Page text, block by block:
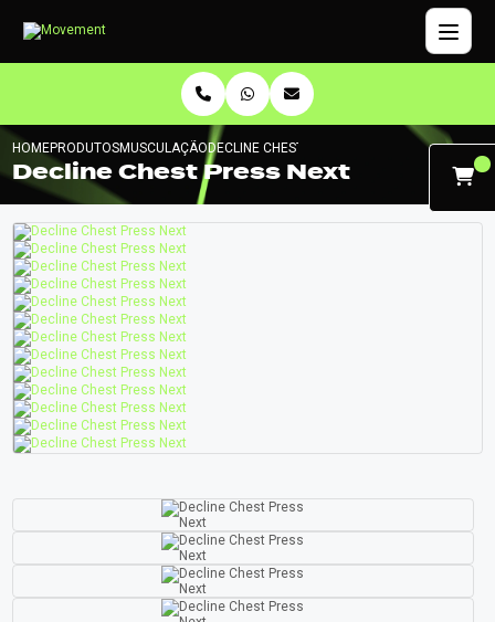
HOMEPRODUTOSMUSCULAÇÃODECLINE CHEST PRESS NEXT
Decline Chest Press Next